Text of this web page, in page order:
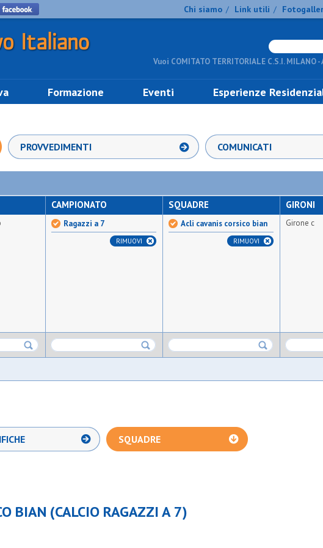
Chi siamo / Link utili /
Vuoi COMITATO TERRITORIALE C.S.I. MILANO
Formazione Eventi Esperienze
PROVVEDIMENTI COMUNICATI
CAMPIONATO
Ragazzi a 7
RIMUOVI
SQUADRE
Acli cavanis corsico bian
RIMUOVI
GIRONI
Girone c
SQUADRE
BIAN (CALCIO RAGAZZI A 7)